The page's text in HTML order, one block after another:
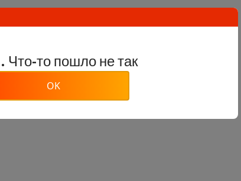
Что-то пошло не так
OK